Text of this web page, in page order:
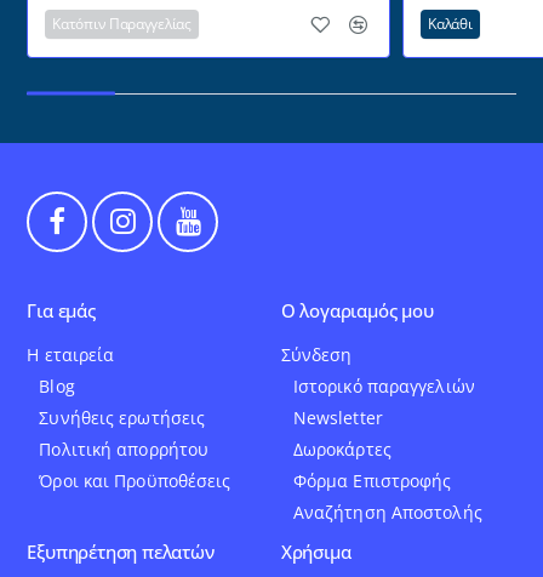
Κατόπιν Παραγγελίας Καλάθι
Για εμάς
Η εταιρεία
Blog
Συνήθεις ερωτήσεις
Πολιτική απορρήτου
Όροι και Προϋποθέσεις
Ο λογαριαμός μου
Σύνδεση
Ιστορικό παραγγελιών
Newsletter
Δωροκάρτες
Φόρμα Επιστροφής
Αναζήτηση Αποστολής
Εξυπηρέτηση πελατών Χρήσιμα